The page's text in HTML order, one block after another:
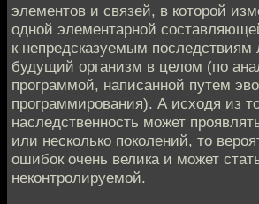
элементов и связей, в которой
одной элементарной
к непредсказуемым
будущий организм в целом (по
программой, написанной путем
программирования). А исходя из
наследственность может
или несколько поколений, то
ошибок очень велика и может
неконтролируемой.